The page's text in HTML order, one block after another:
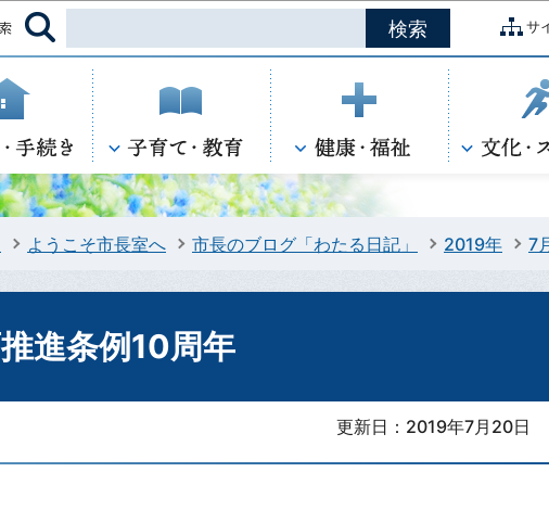
このページの本文へ移動
サ
ようこそ市長室へ 市長のブログ「わたる日記」 2019年 7
進条例10周年
更新日：2019年7月20日